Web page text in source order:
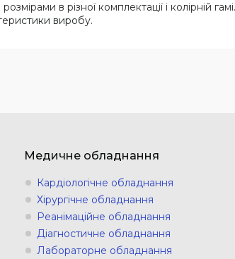
в різної комплектації і
виробу.
Медичне обладнання
Кардіологічне обладнання
Хірургічне обладнання
Реанімаційне обладнання
Діагностичне обладнання
Лабораторне обладнання